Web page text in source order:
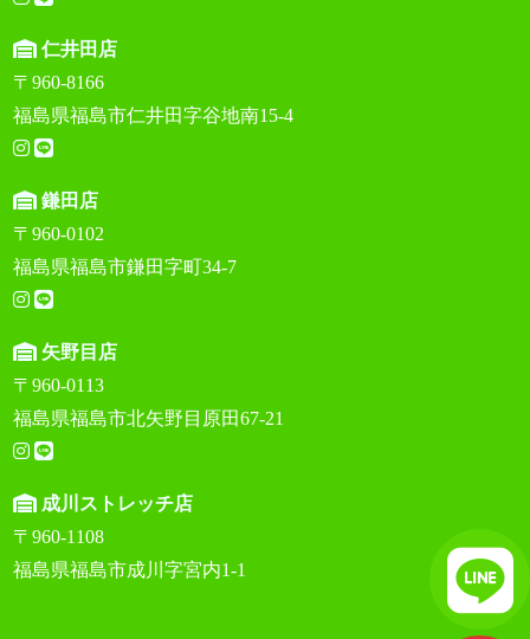
仁井田店
〒960-8166
福島県福島市仁井田字谷地南15-4
鎌田店
〒960-0102
福島県福島市鎌田字町34-7
矢野目店
〒960-0113
福島県福島市北矢野目原田67-21
成川ストレッチ店
〒960-1108
福島県福島市成川字宮内1-1